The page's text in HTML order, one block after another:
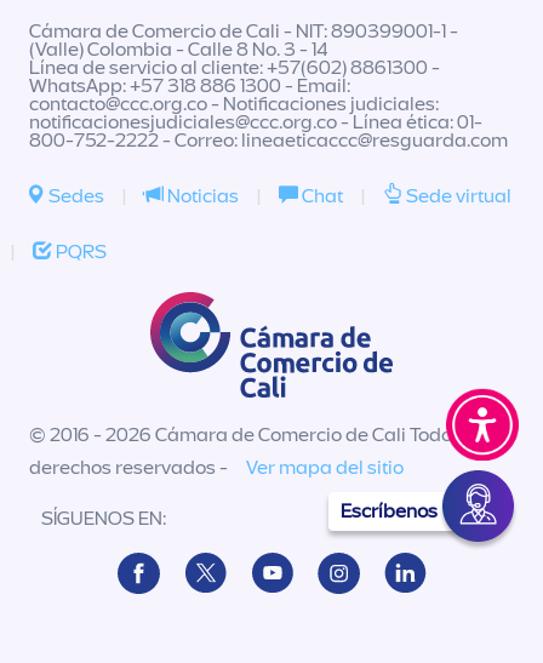
Escríbenos
Cámara de Comercio de Cali - NIT: 890399001-1 -
(Valle) Colombia - Calle 8 No. 3 - 14
Línea de servicio al cliente: +57(602) 8861300 -
WhatsApp: +57 318 886 1300 - Email:
contacto@ccc.org.co- Notificaciones judiciales:
notificacionesjudiciales@ccc.org.co- Línea ética: 01-
800-752-2222 - Correo: lineaeticaccc@resguarda.com
Sedes | Noticias | Chat | Sede virtual
| PQRS
© 2016 - 2026 Cámara de Comercio de Cali Todos los
derechos reservados -
Ver mapa del sitio
SÍGUENOS EN: